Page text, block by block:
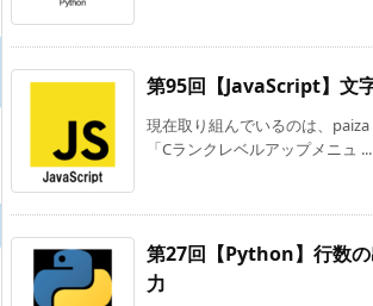
第95回【JavaScript】文
現在取り組んでいるのは、
「Cランクレベルアップメニュ ...
第27回【Python】行数
力